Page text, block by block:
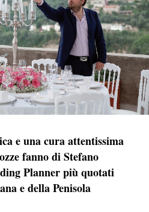
e una cura attentissima
fanno di Stefano
Planner più quotati
e della Penisola